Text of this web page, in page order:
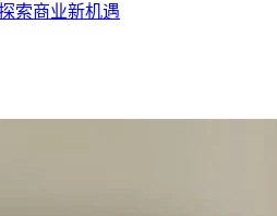
索商业新机遇